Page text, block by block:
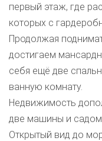
первый этаж, где
которых с
Продолжая
достигаем
себя ещё две
ванную комнату.
Недвижимость
две машины и
Открытый вид до